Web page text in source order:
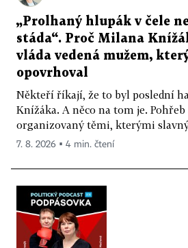
„Prolhaný hlupák v čele
stáda“. Proč Milana
vláda vedená mužem,
opovrhoval
Někteří říkají, že to byl poslední
Knížáka. A něco na tom je.
organizovaný těmi, kterými
7. 8. 2026 ▪ 4 min. čtení